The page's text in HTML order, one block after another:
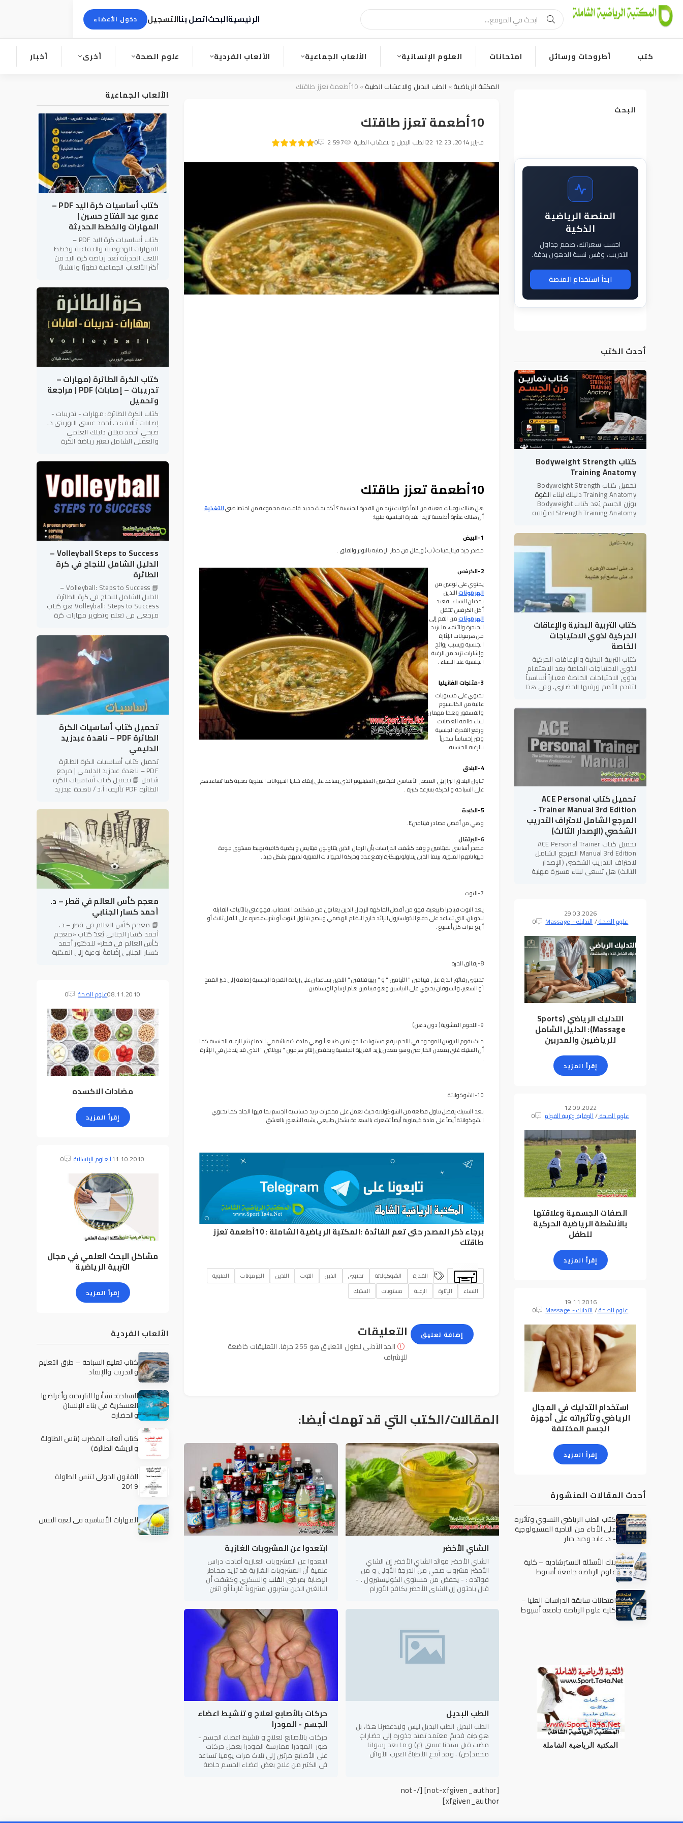
الرئيسيةالبحثاتصل بناالتسجيل دخول الأعضاء
كتب أطروحات ورسائل امتحانات العلوم الإنسانية الألعاب الجماعية الألعاب الفردية علوم الصحة أخرى أخبار
البحث
المنصة الرياضية
الذكية
احسب سعراتك، صمم جداول
التدريب، وقس نسبة الدهون بدقة.
ابدأ استخدام المنصة
أحدث الكتب
كتاب Bodyweight Strength
Training Anatomy
تحميل كتاب Bodyweight Strength
Training Anatomy دليلك لبناء القوة
بوزن الجسم يُعد كتاب Bodyweight
Strength Training Anatomy لمؤلفه
المراجع العلمية والعملية في
كتاب التربية البدنية والإعاقات
الحركية لذوي الاحتياجات
الخاصة
كتاب التربية البدنية والإعاقات الحركية
لذوي الاحتياجات الخاصة يعد الاهتمام
بذوي الاحتياجات الخاصة معياراً أساسياً
لتقدم الأمم ورقيها الحضاري. وفي هذا
والإعاقات
تحميل كتاب ACE Personal
Trainer Manual 3rd Edition -
المرجع الشامل لاحتراف التدريب
الشخصي (الإصدار الثالث)
تحميل كتاب ACE Personal Trainer
Manual 3rd Edition المرجع الشامل
لاحتراف التدريب الشخصي (الإصدار
الثالث) هل تسعى لبناء مسيرة مهنية
29.03.2026
علوم الصحة/التدليك - Massage 0
التدليك الرياضي (Sports
Massage): الدليل الشامل
للرياضيين والمدربين
إقرأ المزيد
12.09.2022
علوم الصحة/الوقاية وتربية القوام 0
الصفات الجسمية وعلاقتها
بالأنشطة الرياضية الحركية
للطفل
إقرأ المزيد
19.11.2016
علوم الصحة/التدليك - Massage 0
استخدام التدليك في المجال
الرياضي وتأثيراته على أجهزة
الجسم المختلفة
إقرأ المزيد
أحدث المقالات المنشورة
كتاب الطب الرياضي النسوي وتأثيره
على الأداء من الناحية الفسيولوجية
- د. عايد وحيد جبار
بنك الأسئلة الاسترشادية – كلية
علوم الرياضة جامعة أسيوط
امتحانات سابقة الدراسات العليا –
كلية علوم الرياضة جامعة أسيوط
المكتبة الرياضية الشاملة
المكتبة الرياضية» الطب البديل والاعشاب الطبية» 10أطعمة تعزز طاقتك
10أطعمة تعزز طاقتك
22 فبراير 2014, 12:23 الطب البديل والاعشاب الطبية 2 597
0 100
1
2
3
4
5
10أطعمة تعزز طاقتك
هل هناك نوعيات معينة من المأكولات تزيد من القدرة الجنسية ؟ أكد بحث جديد قامت به مجموعة من اختصاصييالتغذية
أن هناك عشرة أطعمة تزيد القدرة الجنسية منها:
1-البيض
مصدر جيد فيتايمينات ( ب ) ويقلل من خطر الإصابة بالتوتر والقلق .
2-الكرفس
يحتوي على نوعين من
الهرموناتاللذين
يجذبان النساء. فعند
أكل الكرفس تنتقل
الهرموناتمن الفم إلى
الحنجرة والأنف، ما يزيد
من هرمونات الإثارة
الجنسية ويسبب روائح
وإشارات تزيد من الرغبة
الجنسية عند النساء .
3-مثلجات الفانيليا
تحتوي على مستويات
عالية من الكالسيوم
والفسفور وهما مهمان
لبناء طاقة العضلات
ورفع القدرة الجنسية
وتثير إحساساً سحرياً
بالرغبة الجنسية.
4-البندق
تناول البندق البرازيلي المصدر الأساسي لفيتامين السلينيوم الذي يساعد على إبقاء خلايا الحيوانات المنوية صحية كما تساعدهم
على السباحة والحركة بسرعة كبيرة .
5-الكبدة
وهي من أفضل مصادر فيتامينE.
6-البرتقال
مصدر أساسي لفيتامين ج وقد كشفت الدراسات بأن الرجال الذين يتناولون فيتايمن ج بكمية كافية يهبط مستوى جودة
حيواناتهم المنوية، بينما الذين يتناولونهبكثرةارتفع عدد وحركة الحيوانات المنوية لديهم بشكل جيد .
7-التوت
يعد التوت فياجرا طبيعية، فهو من أفضل الفاكهة للرجال الذين يعانون من مشكلات الانتصاب، فهو غني بالألياف القابلة
للذوبان، التي تساعد على دفع الكولسترول الزائد خارج النظام الهضمي وينصح بتناول التوت أو شرب عصيره على الأقل ثلاث أو
أربع مرات كل أسبوع .
8-رقائق الذرة
تحتوي رقائق الذرة على فيتامين " الثيامين " و " ريبوفلافين " اللذين يساعدان على زيادة القدرة الجنسية إضافة إلى خبز القمح
أو الشعير، والشوفان يحتوي على النياسين وهو فيتامين هام لإنتاج الهستامين .
9-اللحوم المشوية ( دون دهن )
حيث يقوم البروتين الموجود في اللحم برفع مستويات الدوبامين طبيعياً وهي مادة كيميائية في الدماغ تثير الرغبة الجنسية كما
أن الستيك غني بمعدن الخارصين وهو معدن يزيد الغريزة الجنسية ويخفض إنتاج هرمون " برولاتين " الذي قد يتدخل في الإثارة
.
10-الشوكولاتة
بعد الستيك يفضل تناول قطعة من الشوكولاتة حيث تعمل على محفزات تزيد حساسية الجسم بما فيها الجلد كما تحتوي
الشوكولاتة أيضاً على مادة كيماوية أيضاً تشعرك بالسعادة بشكل طبيعي يشبه الشعور بالعشق .
برجاء ذكر المصدر حتى تعم الفائدة :المكتبة الرياضية الشاملة : 10أطعمة تعزز
طاقتك
القدرة الشوكولاتة تحتوي الذين التوت اللذين الهرمونات
المنوية
النساء
الإثارة الرغبة مستويات الستيك
التعليقات
الحد الأدنى لطول التعليق هو 255 حرفا. التعليقات خاضعة
للإشراف
إضافة تعليق
المقالات/الكتب التي قد تهمك أيضا:
الشاي الأخضر
الشاي الأخضر فوائد الشاي الأخضر إن الشاي
الأخضر مشروب صحي من الدرجة الأولى و من
فوائده : - يخفض من مستوى الكوليستيرول . -
قال باحثون إن الشاي الأخضر يكافح الأورام
ابتعدوا عن المشروبات الغازية
ابتعدوا عن المشروبات الغازية أفادت دراس
علمية أن المشروبات الغازية قد تزيد مخاطر
الإصابة بمرضى القلب والسكري.وكشفت أن
البالغين الذين يشربون مشروباً غازياً أو اثنين
الطب البديل
الطب البديل الطب البديل ليس وليدعصرنا هذا، بل
هو طِبٌ قديمٌ معتمد تمتد جذوره إلى حضاراتٍ
مضت قبل سيدنا عيسى (ع) و ما بعد رسولنا
محمد(ص) . وقد أبدع الأطباءُ العرب الأوائل
حركات بالأصابع لعلاج و تنشيط اعضاء
الجسم - المودرا
حركات بالأصابع لعلاج و تنشيط اعضاء الجسم -
صور ‎ المودرا ممارسة المودرا بعمل حركات
على الأصابع مرتين إلى ثلاث مرات يوميا تساعد
في الكثير من علاج بعض اعضاء الجسم خاصة
[not-xfgiven_author]
[/not-
xfgiven_author]
الألعاب الجماعية
كتاب أساسيات كرة اليد PDF –
عمرو عبد الفتاح حسين |
المهارات والخطط الحديثة
كتاب أساسيات كرة اليد PDF –
المهارات الهجومية والدفاعية وخطط
اللعب الحديثة تُعد رياضة كرة اليد من
أكثر الألعاب الجماعية تطورًا وانتشارًا
سرعة الأداء، والتنوع الخططي،
كتاب الكرة الطائرة (مهارات –
تدريبات – إصابات) PDF | مراجعة
وتحميل
كتاب الكرة الطائرة: مهارات - تدريبات -
إصابات تأليف: د. أحمد عيسى البوريني د.
صبحي أحمد قبلان دليلك العلمي
والعملي الشامل تعتبر رياضة الكرة
شعبية وإثارة على مستوى
Volleyball Steps to Success –
الدليل الشامل للنجاح في كرة
الطائرة
📘 Volleyball: Steps to Success –
الدليل الشامل للنجاح في كرة الطائرة
Volleyball: Steps to Success هو كتاب
مرجعي في تعلم وتطوير مهارات كرة
Success المعروفة بأسلوبها
تحميل كتاب أساسيات الكرة
الطائرة PDF – ناهدة عبدزيد
الدليمي
تحميل كتاب أساسيات الكرة الطائرة
PDF – ناهدة عبدزيد الدليمي | مرجع
شامل 📘 تحميل كتاب أساسيات الكرة
الطائرة PDF تأليف: أ.د / ناهدة عبدزيد
العراق في إطار دعم
معجم كأس العالم في قطر – د.
أحمد كسار الجنابي
📘 معجم كأس العالم في قطر – د.
أحمد كسار الجنابي يُعَدّ كتاب «معجم
كأس العالم في قطر» للدكتور أحمد
كسار الجنابي إضافةً نوعية إلى المكتبة
08.11.2010علوم الصحة 0
مضادات الاكسده
إقرأ المزيد
11.10.2010العلوم الإنسانية 0
مشاكل البحث العلمي في مجال
التربية الرياضية
إقرأ المزيد
الألعاب الفردية
كتاب تعليم السباحة – طرق التعليم
والتدريب والإنقاذ
السباحة: نشأتها التاريخية وأغراضها
العسكرية في بناء الإنسان
والحضارة
كتاب ألعاب المضرب (تنس الطاولة
والريشة الطائرة)
القانون الدولي لتنس الطاولة
2019
المهارات الأساسية في لعبة التنس